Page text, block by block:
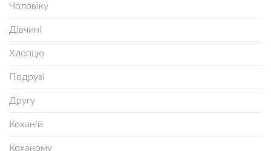
Чоловіку
Дівчині
Хлопцю
Подрузі
Другу
Коханій
Коханому